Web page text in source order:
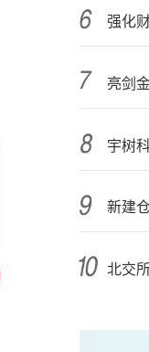
强化
亮剑
宇树